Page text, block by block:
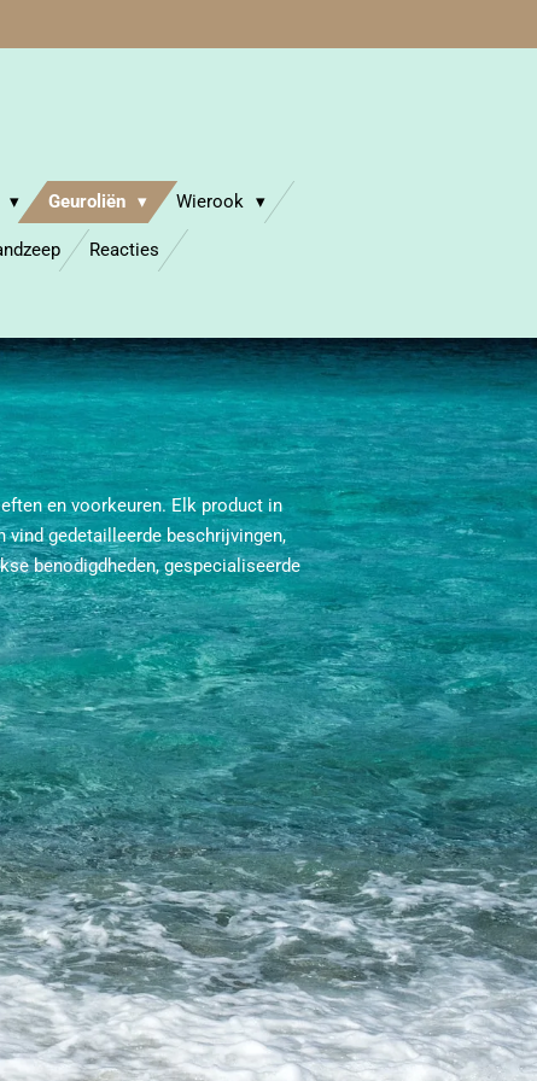
Geuroliën Wierook
Reacties
en voorkeuren. Elk product in
gedetailleerde beschrijvingen,
benodigdheden, gespecialiseerde